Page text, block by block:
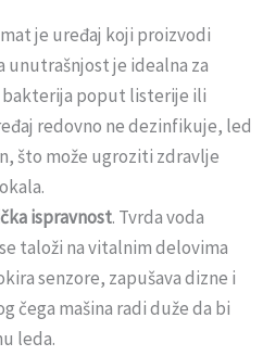
je uređaj koji proizvodi
unutrašnjost je idealna za
bakterija poput listerije ili
redovno ne dezinfikuje, led
što može ugroziti zdravlje
ispravnost. Tvrda voda
taloži na vitalnim delovima
senzore, zapušava dizne i
čega mašina radi duže da bi
leda.